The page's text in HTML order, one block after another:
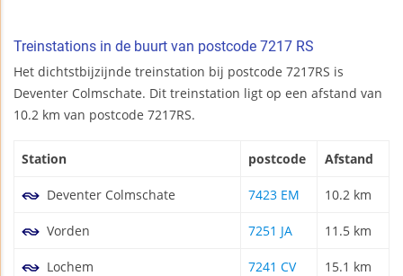
Treinstations in de buurt van postcode 7217 RS
Het dichtstbijzijnde treinstation bij postcode 7217RS is
Deventer Colmschate. Dit treinstation ligt op een afstand van
10.2 km van postcode 7217RS.
Station postcode Afstand
Deventer Colmschate 7423 EM 10.2 km
Vorden 7251 JA 11.5 km
Lochem 7241 CV 15.1 km